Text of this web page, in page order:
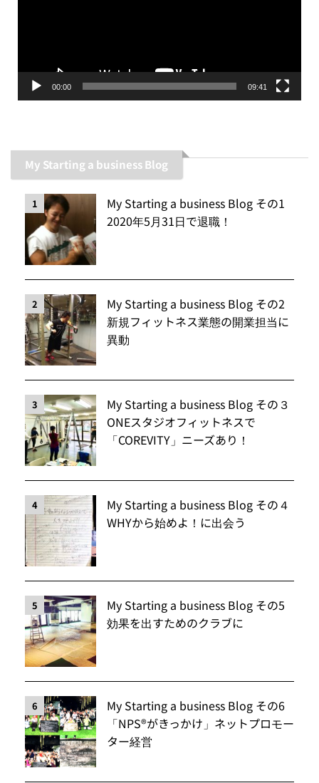
00:00 09:41
My Starting a business Blog
1
My Starting a business Blog その1
2020年5月31日で退職！
2
My Starting a business Blog その2
新規フィットネス業態の開業担当に
異動
3
My Starting a business Blog その３
ONEスタジオフィットネスで
「COREVITY」ニーズあり！
4
My Starting a business Blog その４
WHYから始めよ！に出会う
5
My Starting a business Blog その5
効果を出すためのクラブに
6
My Starting a business Blog その6
「NPS®️がきっかけ」ネットプロモー
ター経営